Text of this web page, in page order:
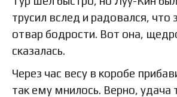
трусил вслед и радовался, что
отвар бодрости. Вот она,
сказалась.
Через час весу в коробе
так ему мнилось. Верно, удача